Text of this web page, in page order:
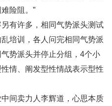
险阻。”
有许多，相同气势派头测试
培训，各人问完相同气势派
势派头并停止分组，4个小
情、阐发型性情战表示型性
间卖力人李辉道，心思本质